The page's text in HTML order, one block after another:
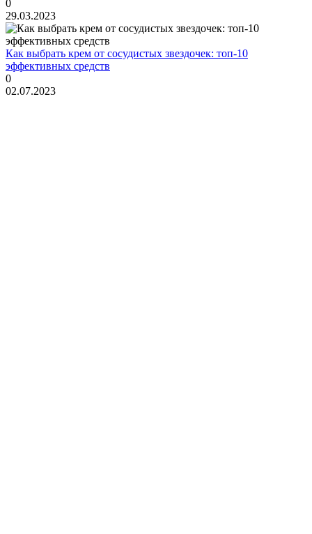
0
29.03.2023
Как выбрать крем от сосудистых звездочек: топ-10
эффективных средств
0
02.07.2023